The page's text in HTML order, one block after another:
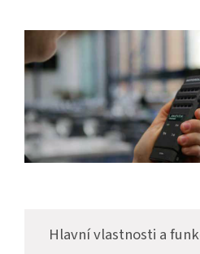
Hlavní vlastnosti a